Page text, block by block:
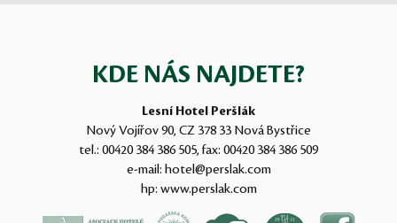
KDE NÁS NAJDETE?
Lesní Hotel Peršlák
Nový Vojířov 90, CZ 378 33 Nová Bystřice
tel.: 00420 384 386 505, fax: 00420 384 386 509
e-mail: hotel@perslak.com
hp: www.perslak.com